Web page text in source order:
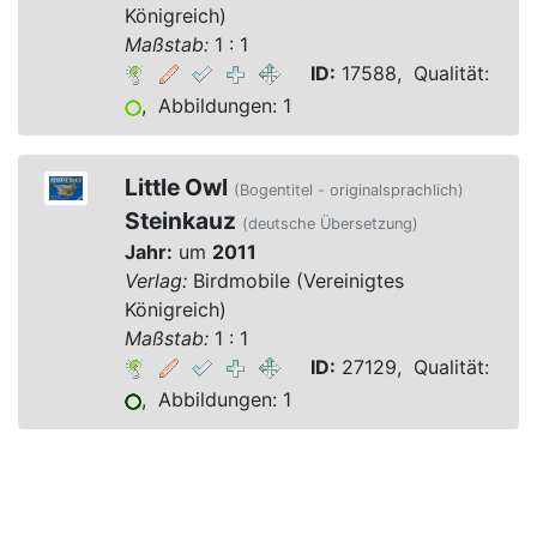
Königreich)
Maßstab:1 : 1
ID: 17588, Qualität:
, Abbildungen: 1
Little Owl (Bogentitel - originalsprachlich)
Steinkauz (deutsche Übersetzung)
Jahr: um 2011
Verlag:Birdmobile (Vereinigtes
Königreich)
Maßstab:1 : 1
ID: 27129, Qualität:
, Abbildungen: 1